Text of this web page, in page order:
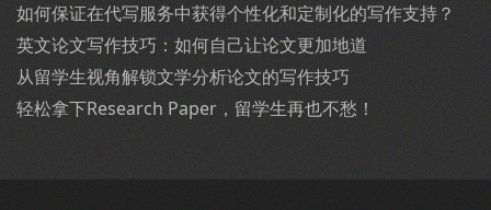
如何保证在代写服务中获得个性化和定制化的写作支持？
英文论文写作技巧：如何自己让论文更加地道
从留学生视角解锁文学分析论文的写作技巧
轻松拿下Research Paper，留学生再也不愁！